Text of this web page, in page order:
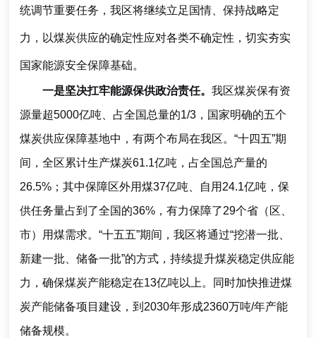
统调节重要任务，我区将继续立足国情、保持战略定
力，以煤炭供应的确定性应对各类不确定性，切实夯实
国家能源安全保障基础。
一是坚决扛牢能源保供政治责任。我区煤炭保有资
源量超5000亿吨、占全国总量的1/3，国家明确的五个
煤炭供应保障基地中，有两个布局在我区。“十四五”期
间，全区累计生产煤炭61.1亿吨，占全国总产量的
26.5%；其中保障区外用煤37亿吨、自用24.1亿吨，保
供任务量占到了全国的36%，有力保障了29个省（区、
市）用煤需求。“十五五”期间，我区将通过“挖潜一批、
新建一批、储备一批”的方式，持续提升煤炭稳定供应能
力，确保煤炭产能稳定在13亿吨以上。同时加快推进煤
炭产能储备项目建设，到2030年形成2360万吨/年产能
储备规模。